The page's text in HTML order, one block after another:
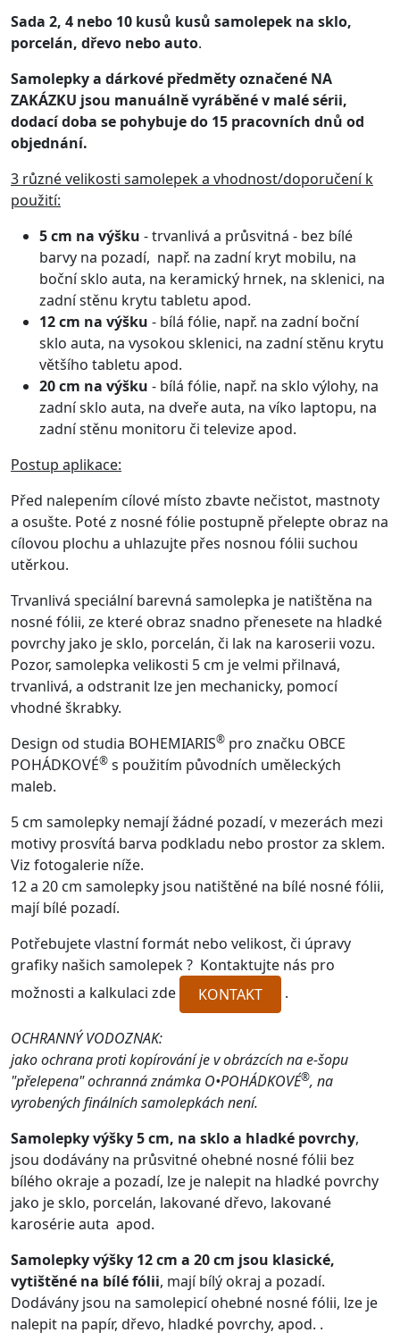
Sada 2, 4 nebo 10 kusů kusů samolepek na sklo,
porcelán, dřevo nebo auto.
Samolepky a dárkové předměty označené NA
ZAKÁZKU jsou manuálně vyráběné v malé sérii,
dodací doba se pohybuje do 15 pracovních dnů od
objednání.
3 různé velikosti samolepek a vhodnost/doporučení k
použití:
5 cm na výšku - trvanlivá a průsvitná - bez bílé
barvy na pozadí, např. na zadní kryt mobilu, na
boční sklo auta, na keramický hrnek, na sklenici, na
zadní stěnu krytu tabletu apod.
12 cm na výšku - bílá fólie, např. na zadní boční
sklo auta, na vysokou sklenici, na zadní stěnu krytu
většího tabletu apod.
20 cm na výšku - bílá fólie, např. na sklo výlohy, na
zadní sklo auta, na dveře auta, na víko laptopu, na
zadní stěnu monitoru či televize apod.
Postup aplikace:
Před nalepením cílové místo zbavte nečistot, mastnoty
a osušte. Poté z nosné fólie postupně přelepte obraz na
cílovou plochu a uhlazujte přes nosnou fólii suchou
utěrkou.
Trvanlivá speciální barevná samolepka je natištěna na
nosné fólii, ze které obraz snadno přenesete na hladké
povrchy jako je sklo, porcelán, či lak na karoserii vozu.
Pozor, samolepka velikosti 5 cm je velmi přilnavá,
trvanlivá, a odstranit lze jen mechanicky, pomocí
vhodné škrabky.
Design od studia BOHEMIARIS® pro značku OBCE
POHÁDKOVÉ® s použitím původních uměleckých
maleb.
5 cm samolepky nemají žádné pozadí, v mezerách mezi
motivy prosvítá barva podkladu nebo prostor za sklem.
Viz fotogalerie níže.
12 a 20 cm samolepky jsou natištěné na bílé nosné fólii,
mají bílé pozadí.
Potřebujete vlastní formát nebo velikost, či úpravy
grafiky našich samolepek ? Kontaktujte nás pro
možnosti a kalkulaci zde
KONTAKT .
OCHRANNÝ VODOZNAK:
jako ochrana proti kopírování je v obrázcích na e-šopu
"přelepena" ochranná známka O•POHÁDKOVÉ®, na
vyrobených finálních samolepkách není.
Samolepky výšky 5 cm, na sklo a hladké povrchy,
jsou dodávány na průsvitné ohebné nosné fólii bez
bílého okraje a pozadí, lze je nalepit na hladké povrchy
jako je sklo, porcelán, lakované dřevo, lakované
karosérie auta apod.
Samolepky výšky 12 cm a 20 cm jsou klasické,
vytištěné na bílé fólii, mají bílý okraj a pozadí.
Dodávány jsou na samolepicí ohebné nosné fólii, lze je
nalepit na papír, dřevo, hladké povrchy, apod. .